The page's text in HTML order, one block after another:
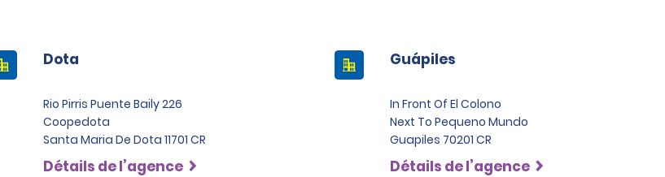
Dota
Rio Pirris Puente Baily 226
Coopedota
Santa Maria De Dota 11701 CR
Détails de l’agence
Guápiles
In Front Of El Colono
Next To Pequeno Mundo
Guapiles 70201 CR
Détails de l’agence